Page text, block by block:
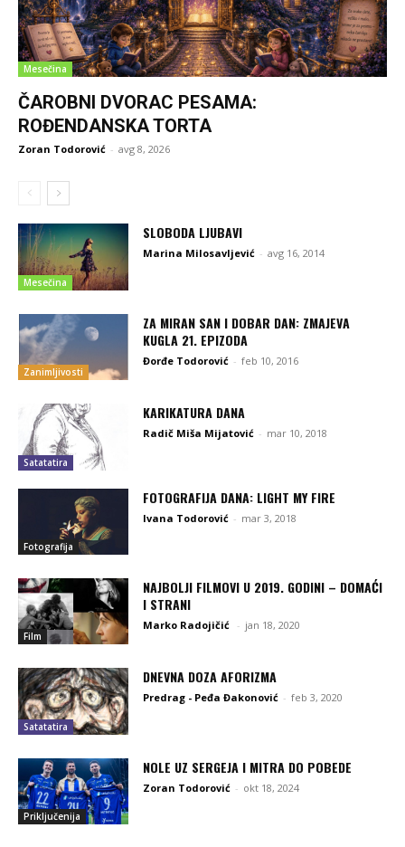
Mesečina
ČAROBNI DVORAC PESAMA:
ROĐENDANSKA TORTA
Zoran Todorović - avg 8, 2026
Mesečina
SLOBODA LJUBAVI
Marina Milosavljević - avg 16, 2014
Zanimljivosti
ZA MIRAN SAN I DOBAR DAN: ZMAJEVA
KUGLA 21. EPIZODA
Đorđe Todorović - feb 10, 2016
Satatatira
KARIKATURA DANA
Radič Miša Mijatović - mar 10, 2018
Fotografija
FOTOGRAFIJA DANA: LIGHT MY FIRE
Ivana Todorović - mar 3, 2018
Film
NAJBOLJI FILMOVI U 2019. GODINI – DOMAĆI
I STRANI
Marko Radojičić - jan 18, 2020
Satatatira
DNEVNA DOZA AFORIZMA
Predrag - Peđa Đakonović - feb 3, 2020
Priključenija
NOLE UZ SERGEJA I MITRA DO POBEDE
Zoran Todorović - okt 18, 2024